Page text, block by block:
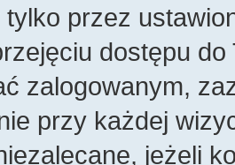
przez
dostępu
zalogowanym,
przy każdej
jeżeli